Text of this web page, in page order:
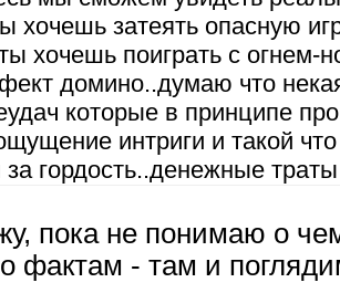
хочешь затеять опасную
хочешь поиграть с огнем-
домино..думаю что
которые в принципе
интриги и такой
за гордость..денежные
пока не понимаю о
фактам - там и